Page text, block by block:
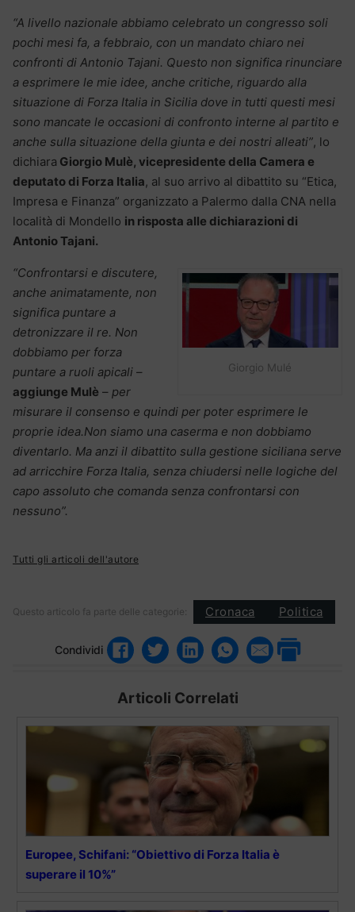
“A livello nazionale abbiamo celebrato un congresso soli
pochi mesi fa, a febbraio, con un mandato chiaro nei
confronti di Antonio Tajani. Questo non significa rinunciare
a esprimere le mie idee, anche critiche, riguardo alla
situazione di Forza Italia in Sicilia dove in tutti questi mesi
sono mancate le occasioni di confronto interne al partito e
anche sulla situazione della giunta e dei nostri alleati”, lo
dichiara Giorgio Mulè, vicepresidente della Camera e
deputato di Forza Italia, al suo arrivo al dibattito su “Etica,
Impresa e Finanza” organizzato a Palermo dalla CNA nella
località di Mondello in risposta alle dichiarazioni di
Antonio Tajani.
Giorgio Mulé
“Confrontarsi e discutere,
anche animatamente, non
significa puntare a
detronizzare il re. Non
dobbiamo per forza
puntare a ruoli apicali –
aggiunge Mulè – per
misurare il consenso e quindi per poter esprimere le
proprie idea.Non siamo una caserma e non dobbiamo
diventarlo. Ma anzi il dibattito sulla gestione siciliana serve
ad arricchire Forza Italia, senza chiudersi nelle logiche del
capo assoluto che comanda senza confrontarsi con
nessuno”.
Tutti gli articoli dell'autore
Questo articolo fa parte delle categorie: Cronaca Politica
Condividi
Articoli Correlati
Europee, Schifani: “Obiettivo di Forza Italia è
superare il 10%”